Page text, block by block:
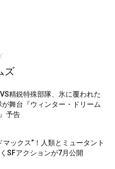
ズ
精鋭特殊部隊、氷に覆われた
舞台『ウィンター・ドリーム
予告
マックス”！人類とミュータント
SFアクションが7月公開